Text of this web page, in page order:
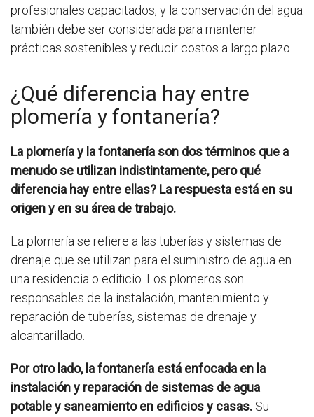
profesionales capacitados, y la conservación del agua
también debe ser considerada para mantener
prácticas sostenibles y reducir costos a largo plazo.
¿Qué diferencia hay entre
plomería y fontanería?
La plomería y la fontanería son dos términos que a
menudo se utilizan indistintamente, pero qué
diferencia hay entre ellas? La respuesta está en su
origen y en su área de trabajo.
La plomería se refiere a las tuberías y sistemas de
drenaje que se utilizan para el suministro de agua en
una residencia o edificio. Los plomeros son
responsables de la instalación, mantenimiento y
reparación de tuberías, sistemas de drenaje y
alcantarillado.
Por otro lado, la fontanería está enfocada en la
instalación y reparación de sistemas de agua
potable y saneamiento en edificios y casas. Su